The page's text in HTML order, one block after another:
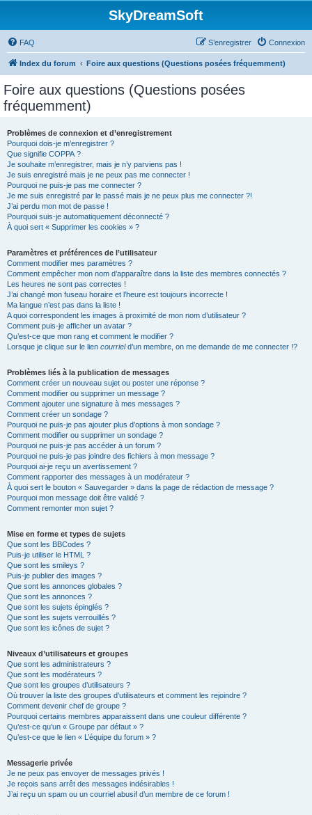
SkyDreamSoft
FAQ Connexion
S’enregistrer
Index du forum Foire aux questions (Questions posées fréquemment)
Foire aux questions (Questions posées
fréquemment)
Problèmes de connexion et d’enregistrement
Pourquoi dois-je m’enregistrer ?
Que signifie COPPA ?
Je souhaite m’enregistrer, mais je n’y parviens pas !
Je suis enregistré mais je ne peux pas me connecter !
Pourquoi ne puis-je pas me connecter ?
Je me suis enregistré par le passé mais je ne peux plus me connecter ?!
J’ai perdu mon mot de passe !
Pourquoi suis-je automatiquement déconnecté ?
À quoi sert « Supprimer les cookies » ?
Paramètres et préférences de l’utilisateur
Comment modifier mes paramètres ?
Comment empêcher mon nom d’apparaître dans la liste des membres connectés ?
Les heures ne sont pas correctes !
J’ai changé mon fuseau horaire et l’heure est toujours incorrecte !
Ma langue n’est pas dans la liste !
A quoi correspondent les images à proximité de mon nom d’utilisateur ?
Comment puis-je afficher un avatar ?
Qu’est-ce que mon rang et comment le modifier ?
Lorsque je clique sur le lien courrield’un membre, on me demande de me connecter !?
Problèmes liés à la publication de messages
Comment créer un nouveau sujet ou poster une réponse ?
Comment modifier ou supprimer un message ?
Comment ajouter une signature à mes messages ?
Comment créer un sondage ?
Pourquoi ne puis-je pas ajouter plus d’options à mon sondage ?
Comment modifier ou supprimer un sondage ?
Pourquoi ne puis-je pas accéder à un forum ?
Pourquoi ne puis-je pas joindre des fichiers à mon message ?
Pourquoi ai-je reçu un avertissement ?
Comment rapporter des messages à un modérateur ?
À quoi sert le bouton « Sauvegarder » dans la page de rédaction de message ?
Pourquoi mon message doit être validé ?
Comment remonter mon sujet ?
Mise en forme et types de sujets
Que sont les BBCodes ?
Puis-je utiliser le HTML ?
Que sont les smileys ?
Puis-je publier des images ?
Que sont les annonces globales ?
Que sont les annonces ?
Que sont les sujets épinglés ?
Que sont les sujets verrouillés ?
Que sont les icônes de sujet ?
Niveaux d’utilisateurs et groupes
Que sont les administrateurs ?
Que sont les modérateurs ?
Que sont les groupes d’utilisateurs ?
Où trouver la liste des groupes d’utilisateurs et comment les rejoindre ?
Comment devenir chef de groupe ?
Pourquoi certains membres apparaissent dans une couleur différente ?
Qu’est-ce qu’un « Groupe par défaut » ?
Qu’est-ce que le lien « L’équipe du forum » ?
Messagerie privée
Je ne peux pas envoyer de messages privés !
Je reçois sans arrêt des messages indésirables !
J’ai reçu un spam ou un courriel abusif d’un membre de ce forum !